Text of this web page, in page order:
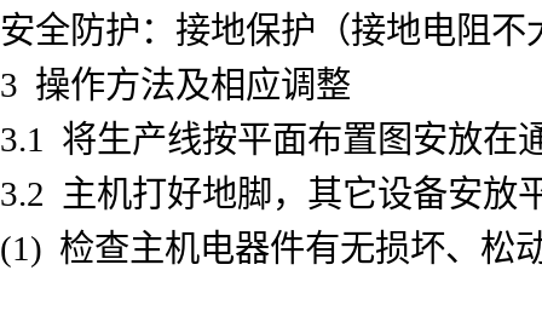
安全防护：接地保护（接地电阻不
3 操作方法及相应调整
3.1 将生产线按平面布置图安放在
3.2 主机打好地脚，其它设备安放
(1) 检查主机电器件有无损坏、松